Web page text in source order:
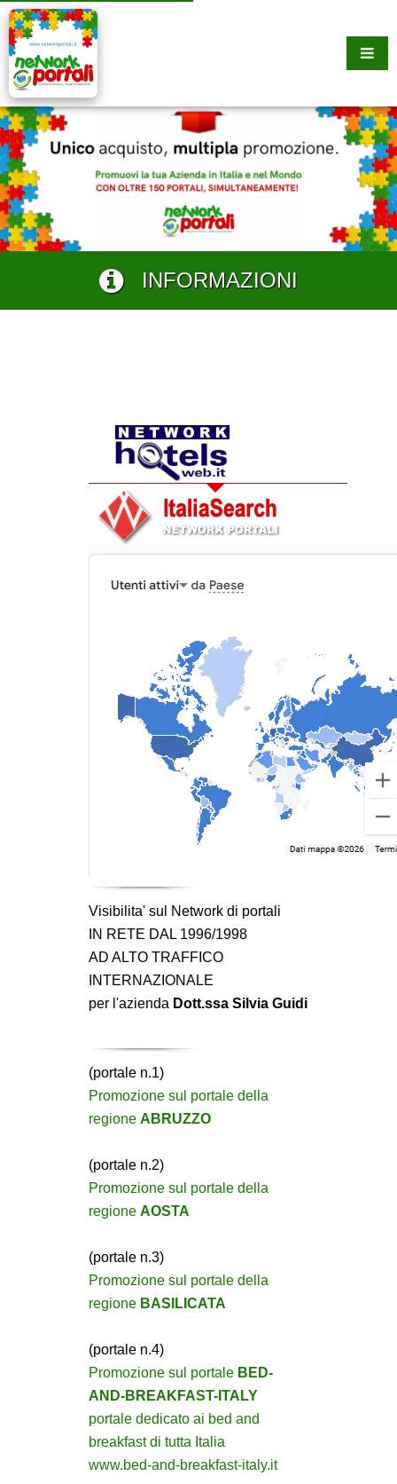
INFORMAZIONI
Visibilita' sul Network di portali
IN RETE DAL 1996/1998
AD ALTO TRAFFICO
INTERNAZIONALE
per l'azienda Dott.ssa Silvia Guidi
(portale n.1)
Promozione sul portale della
regione ABRUZZO
(portale n.2)
Promozione sul portale della
regione AOSTA
(portale n.3)
Promozione sul portale della
regione BASILICATA
(portale n.4)
Promozione sul portale BED-
AND-BREAKFAST-ITALY
portale dedicato ai bed and
breakfast di tutta Italia
www.bed-and-breakfast-italy.it